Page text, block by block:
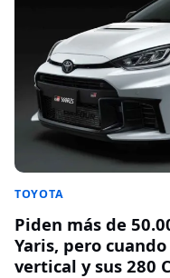
TOYOTA
Piden más de
Yaris, pero
vertical y sus 280